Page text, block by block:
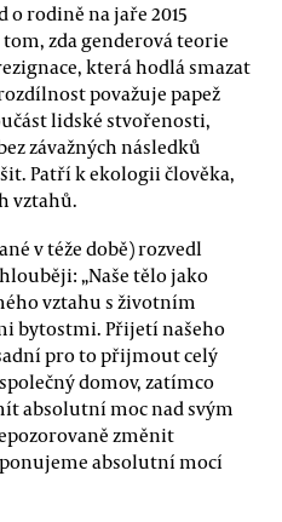
o rodině na jaře 2015
zda genderová teorie
která hodlá smazat
považuje papež
lidské stvořenosti,
závažných následků
Patří k ekologii člověka,
vztahů.
v téže době) rozvedl
„Naše tělo jako
vztahu s životním
bytostmi. Přijetí našeho
pro to přijmout celý
domov, zatímco
absolutní moc nad svým
změnit
absolutní mocí